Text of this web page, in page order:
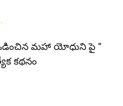
మహా యోధుని పై ”
కథనం